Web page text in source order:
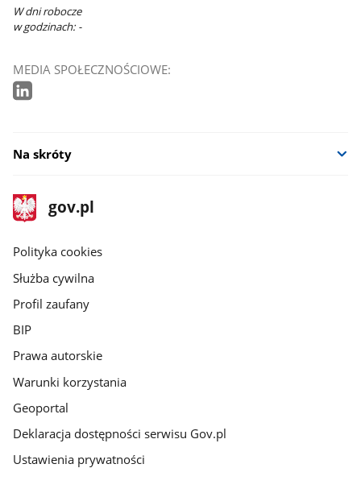
W dni robocze
w godzinach: -
MEDIA SPOŁECZNOŚCIOWE:
Na skróty
stopka
gov.pl
Strona
gov.pl
gov.pl
Polityka cookies
Służba cywilna
Profil zaufany
BIP
Prawa autorskie
Warunki korzystania
Geoportal
Deklaracja dostępności serwisu Gov.pl
Ustawienia prywatności